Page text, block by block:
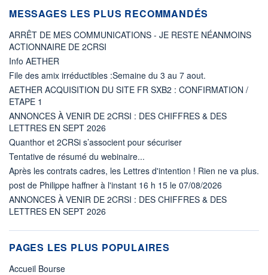
MESSAGES LES PLUS RECOMMANDÉS
ARRÊT DE MES COMMUNICATIONS - JE RESTE NÉANMOINS
ACTIONNAIRE DE 2CRSI
Info AETHER
File des amix irréductibles :Semaine du 3 au 7 aout.
AETHER ACQUISITION DU SITE FR SXB2 : CONFIRMATION /
ETAPE 1
ANNONCES À VENIR DE 2CRSI : DES CHIFFRES & DES
LETTRES EN SEPT 2026
Quanthor et 2CRSi s’associent pour sécuriser
Tentative de résumé du webinaire...
Après les contrats cadres, les Lettres d'intention ! Rien ne va plus.
post de Philippe haffner à l'instant 16 h 15 le 07/08/2026
ANNONCES À VENIR DE 2CRSI : DES CHIFFRES & DES
LETTRES EN SEPT 2026
PAGES LES PLUS POPULAIRES
Accueil Bourse